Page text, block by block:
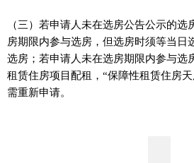
（三）若申请人未在选房公告公示的
房期限内参与选房，但选房时须等当日
选房；若申请人未在选房期限内参与选
租赁住房项目配租，“保障性租赁住房
需重新申请。